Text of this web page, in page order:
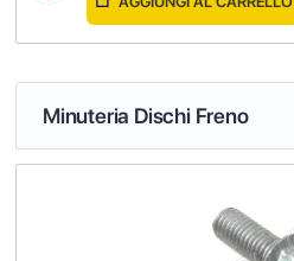
Minuteria Dischi Freno